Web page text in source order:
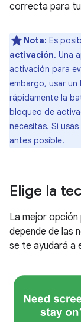
correcta para
Nota: Es
activación. Una
activación para
embargo, usar
rápidamente la
bloqueo de
necesitas. Si
antes posible.
Elige la
La mejor
depende de las
se te ayudará a